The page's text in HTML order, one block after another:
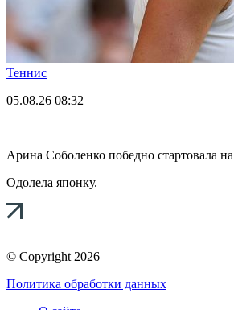
Теннис
05.08.26 08:32
Арина Соболенко победно стартовала
Одолела японку.
© Copyright 2026
Политика обработки данных